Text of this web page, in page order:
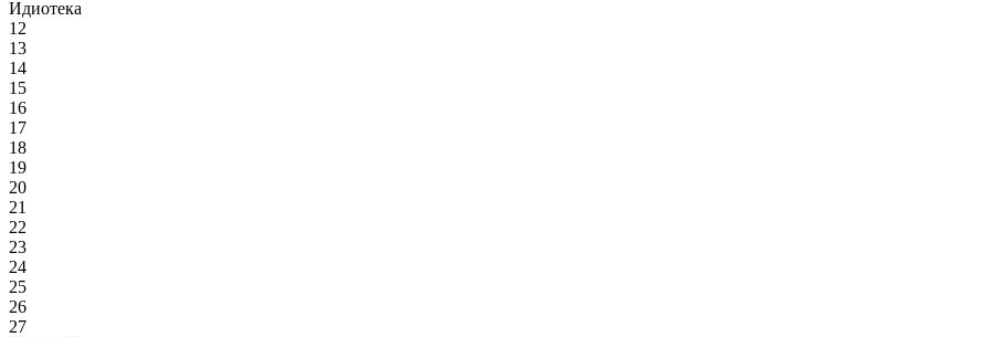
Идиотека
12
13
14
15
16
17
18
19
20
21
22
23
24
25
26
27